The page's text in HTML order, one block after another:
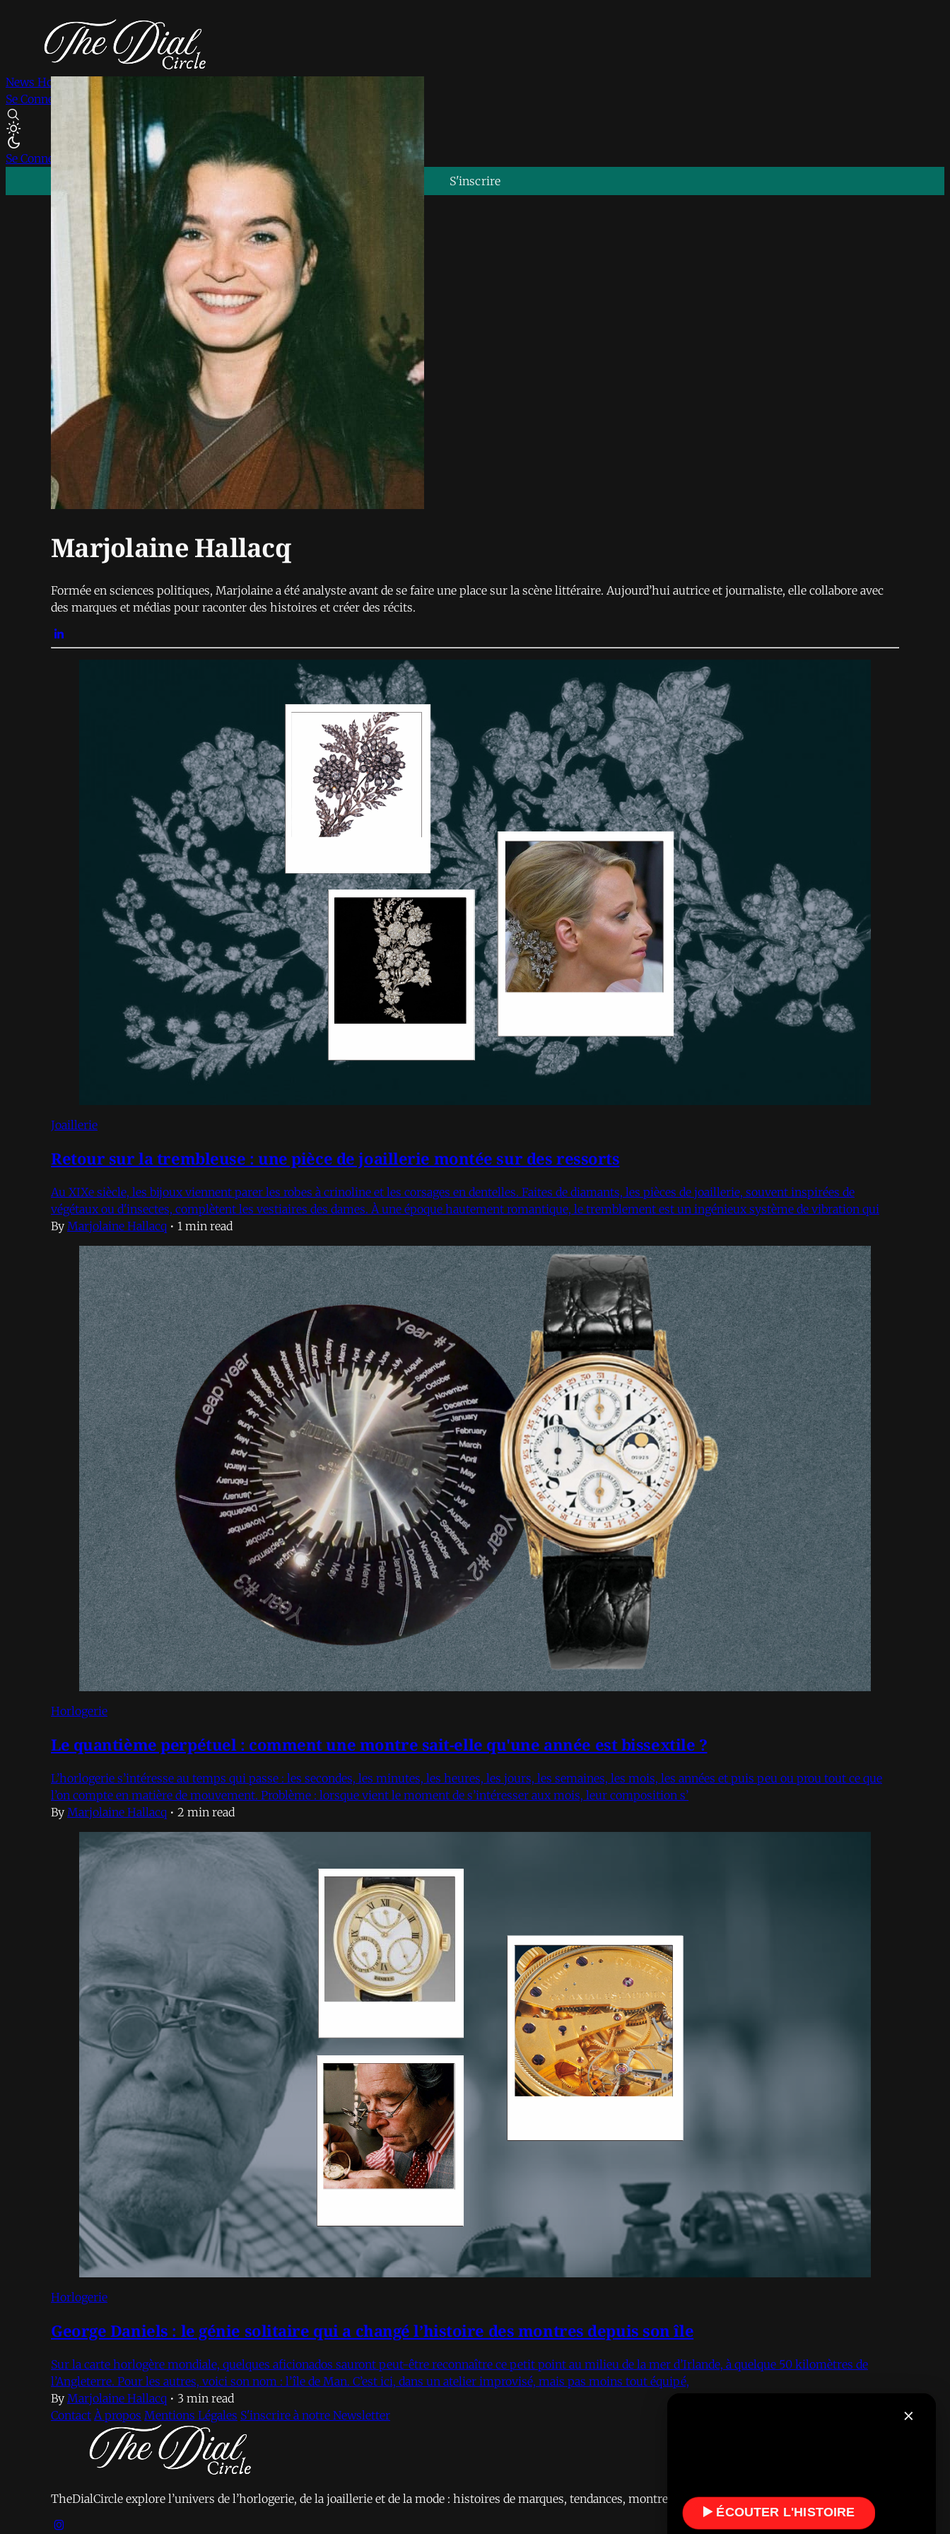
News Horlogerie Mode Montres VINTAGE
Se Connecter
S'inscrire
Se Connecter
S'inscrire
Marjolaine Hallacq
Formée en sciences politiques, Marjolaine a été analyste avant de se faire une place sur la scène littéraire. Aujourd’hui autrice et journaliste, elle collabore avec
des marques et médias pour raconter des histoires et créer des récits.
Joaillerie
Retour sur la trembleuse : une pièce de joaillerie montée sur des ressorts
Au XIXe siècle, les bijoux viennent parer les robes à crinoline et les corsages en dentelles. Faites de diamants, les pièces de joaillerie, souvent inspirées de
végétaux ou d'insectes, complètent les vestiaires des dames. À une époque hautement romantique, le tremblement est un ingénieux système de vibration qui
By Marjolaine Hallacq • 1 min read
Horlogerie
Le quantième perpétuel : comment une montre sait-elle qu'une année est bissextile ?
L’horlogerie s’intéresse au temps qui passe : les secondes, les minutes, les heures, les jours, les semaines, les mois, les années et puis peu ou prou tout ce que
l’on compte en matière de mouvement. Problème : lorsque vient le moment de s’intéresser aux mois, leur composition s’
By Marjolaine Hallacq • 2 min read
Horlogerie
George Daniels : le génie solitaire qui a changé l’histoire des montres depuis son île
Sur la carte horlogère mondiale, quelques aficionados sauront peut-être reconnaître ce petit point au milieu de la mer d’Irlande, à quelque 50 kilomètres de
l’Angleterre. Pour les autres, voici son nom : l’île de Man. C’est ici, dans un atelier improvisé, mais pas moins tout équipé,
By Marjolaine Hallacq • 3 min read
Contact À propos Mentions Légales S'inscrire à notre Newsletter
TheDialCircle explore l’univers de l’horlogerie, de la joaillerie et de la mode : histoires de marques, tendances, montres iconiques et lifestyle.
×
▶️ ÉCOUTER L'HISTOIRE